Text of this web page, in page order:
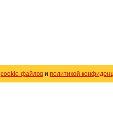
cookie-файлов и политикой